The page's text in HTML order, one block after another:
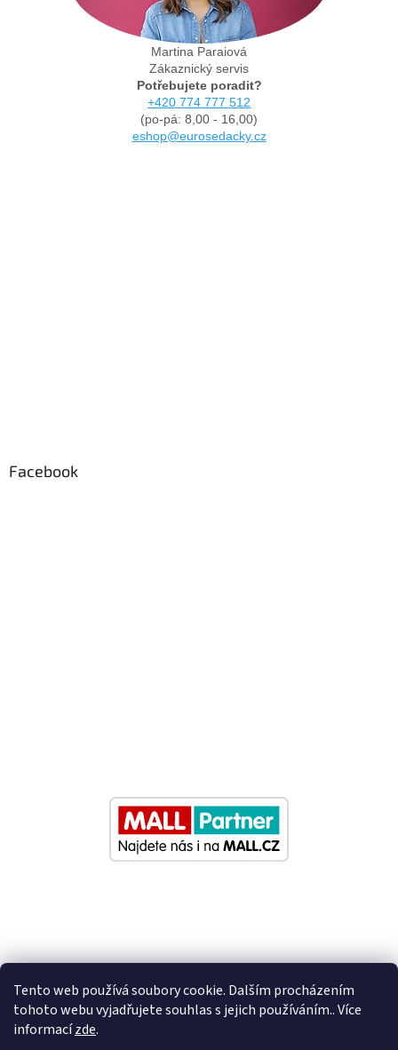
Tento web používá soubory cookie. Dalším procházením
tohoto webu vyjadřujete souhlas s jejich používáním.. Více
informacízde.
Martina Paraiová
Zákaznický servis
Potřebujete poradit?
+420 774 777 512
(po-pá: 8,00 - 16,00)
eshop@eurosedacky.cz
Facebook